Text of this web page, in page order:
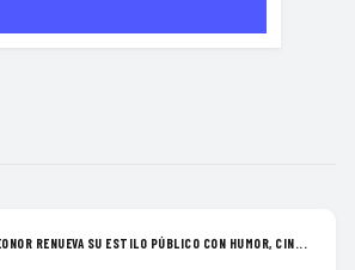
RENUEVA SU ESTILO PÚBLICO CON HUMOR, CIN...